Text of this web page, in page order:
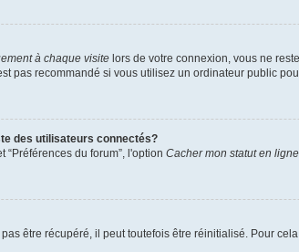
à chaque visite lors de votre connexion, vous ne
pas recommandé si vous utilisez un ordinateur public
des utilisateurs connectés?
du forum”, l'option Cacher mon statut en ligne
être récupéré, il peut toutefois être réinitialisé. Pour